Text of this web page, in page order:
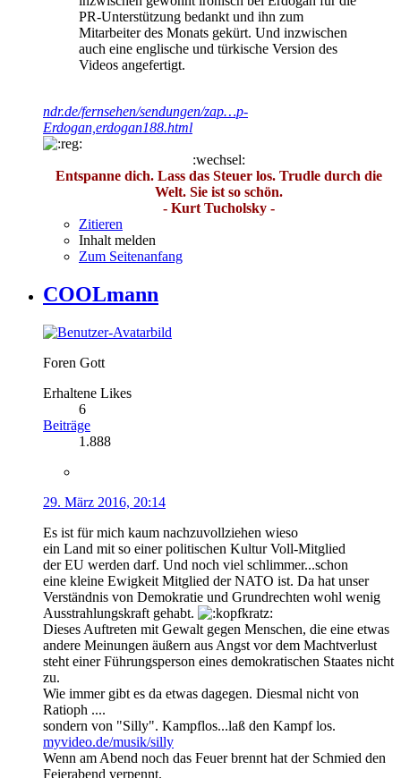
PR-Unterstützung bedankt und ihn zum
Mitarbeiter des Monats gekürt. Und inzwischen
auch eine englische und türkische Version des
Videos angefertigt.
ndr.de/fernsehen/sendungen/zap…p-
Erdogan,erdogan188.html
:wechsel:
Entspanne dich. Lass das Steuer los. Trudle durch die
Welt. Sie ist so schön.
- Kurt Tucholsky -
Zitieren
Inhalt melden
Zum Seitenanfang
COOLmann
Foren Gott
Erhaltene Likes
6
Beiträge
1.888
29. März 2016, 20:14
Es ist für mich kaum nachzuvollziehen wieso
ein Land mit so einer politischen Kultur Voll-Mitglied
der EU werden darf. Und noch viel schlimmer...schon
eine kleine Ewigkeit Mitglied der NATO ist. Da hat unser
Verständnis von Demokratie und Grundrechten wohl wenig
Ausstrahlungskraft gehabt.
Dieses Auftreten mit Gewalt gegen Menschen, die eine etwas
andere Meinungen äußern aus Angst vor dem Machtverlust
steht einer Führungsperson eines demokratischen Staates nicht
zu.
Wie immer gibt es da etwas dagegen. Diesmal nicht von
Ratioph ....
sondern von "Silly". Kampflos...laß den Kampf los.
myvideo.de/musik/silly
Wenn am Abend noch das Feuer brennt hat der Schmied den
Feierabend verpennt.